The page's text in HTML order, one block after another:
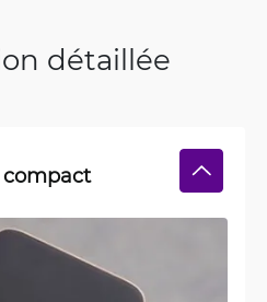
détaillée
compact